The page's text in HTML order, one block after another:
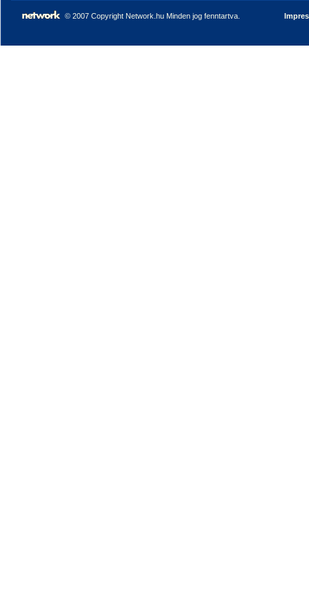
© 2007 Copyright Network.hu Minden jog fenntartva.